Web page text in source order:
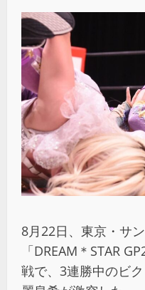
8月22日、東京・サ
「DREAM＊STAR
戦で、3連勝中のビ